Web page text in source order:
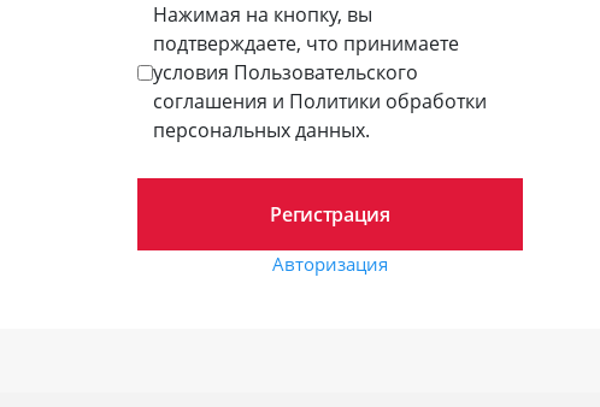
Нажимая на кнопку, вы
подтверждаете, что принимаете
условия Пользовательского
соглашения и Политики обработки
персональных данных.
Авторизация